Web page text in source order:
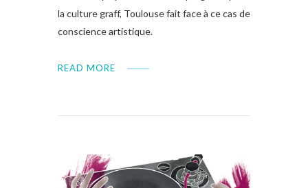
la culture graff, Toulouse fait face à ce cas de
conscience artistique.
READ MORE